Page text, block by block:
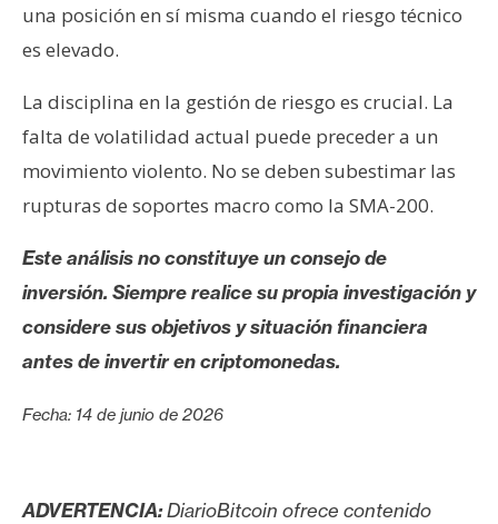
una posición en sí misma cuando el riesgo técnico
es elevado.
La disciplina en la gestión de riesgo es crucial. La
falta de volatilidad actual puede preceder a un
movimiento violento. No se deben subestimar las
rupturas de soportes macro como la SMA-200.
Este análisis no constituye un consejo de
inversión. Siempre realice su propia investigación y
considere sus objetivos y situación financiera
antes de invertir en criptomonedas.
Fecha: 14 de junio de 2026
ADVERTENCIA:DiarioBitcoin ofrece contenido